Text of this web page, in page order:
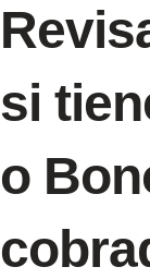
si
o